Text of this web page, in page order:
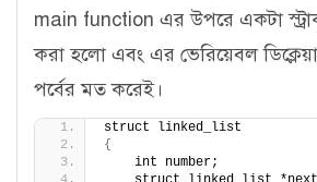
main function এর উপরে একটা
করা হলো এবং এর ভেরিয়েবল
পর্বের মত করেই।
struct linked_list
{
    int number;